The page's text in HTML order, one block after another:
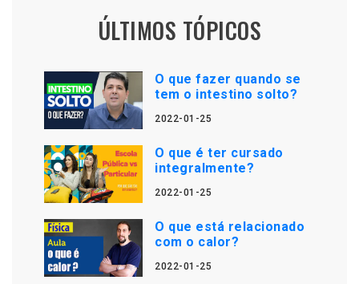
ÚLTIMOS TÓPICOS
O que fazer quando se
tem o intestino solto?
2022-01-25
O que é ter cursado
integralmente?
2022-01-25
O que está relacionado
com o calor?
2022-01-25